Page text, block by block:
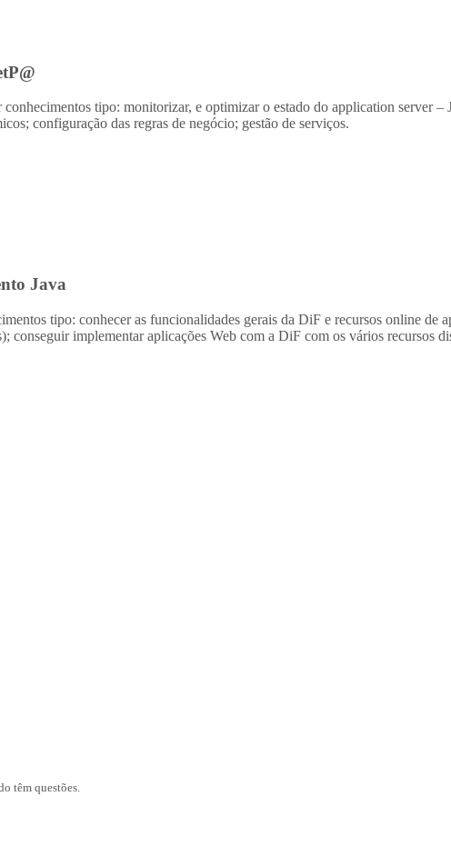
tipo: monitorizar, e optimizar o estado do application server
configuração das regras de negócio; gestão de serviços.
Java
tipo: conhecer as funcionalidades gerais da DiF e recursos online de
conseguir implementar aplicações Web com a DiF com os vários recursos
têm questões.